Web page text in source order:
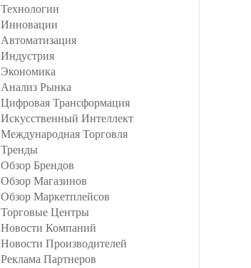
Технологии
Инновации
Автоматизация
Индустрия
Экономика
Анализ Рынка
Цифровая Трансформация
Искусственный Интеллект
Международная Торговля
Тренды
Обзор Брендов
Обзор Магазинов
Обзор Маркетплейсов
Торговые Центры
Новости Компаний
Новости Производителей
Реклама Партнеров